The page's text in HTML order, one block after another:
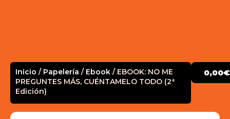
Inicio / Papelería / Ebook / EBOOK: NO ME
PREGUNTES MÁS, CUÉNTAMELO TODO (2ª
Edición)
0,00€